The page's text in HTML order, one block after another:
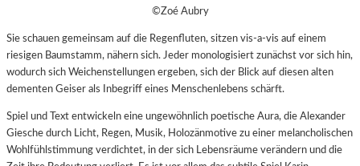
©Zoé Aubry
Sie schauen gemeinsam auf die Regenfluten, sitzen vis-a-vis auf einem
riesigen Baumstamm, nähern sich. Jeder monologisiert zunächst vor sich hin,
wodurch sich Weichenstellungen ergeben, sich der Blick auf diesen alten
dementen Geiser als Inbegriff eines Menschenlebens schärft.
Spiel und Text entwickeln eine ungewöhnlich poetische Aura, die Alexander
Giesche durch Licht, Regen, Musik, Holozänmotive zu einer melancholischen
Wohlfühlstimmung verdichtet, in der sich Lebensräume verändern und die